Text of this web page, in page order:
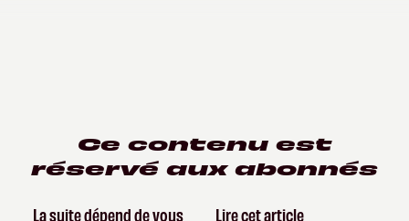
Ce contenu est
réservé aux abonnés
La suite dépend de vous
Lire cet article